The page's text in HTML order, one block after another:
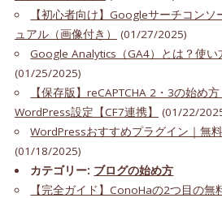
【初心者向け】Googleサーチコン
ュアル（画像付き）
(01/27/2025)
Google Analytics（GA4）とは？使
(01/25/2025)
【保存版】reCAPTCHA 2・3の始め
WordPress設定【CF7連携】
(01/22/
WordPressおすすめプラグイン｜無
(01/18/2025)
カテゴリー: ブログの始め方
【完全ガイド】ConoHaの2つ目の